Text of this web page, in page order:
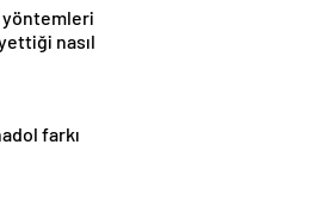
yöntemleri
nasıl
farkı